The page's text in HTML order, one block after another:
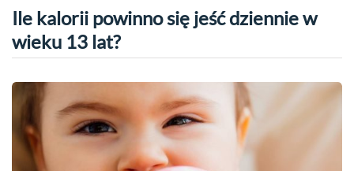
Ile kalorii powinno się jeść dziennie w
wieku 13 lat?